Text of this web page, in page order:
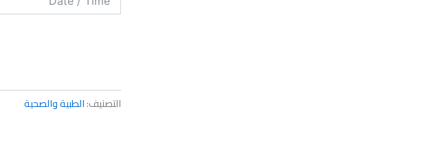
التصنيف:الطبية والصحية